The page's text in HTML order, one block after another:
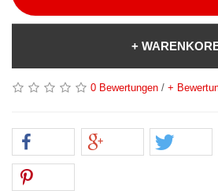
+
0 Bewertungen / +